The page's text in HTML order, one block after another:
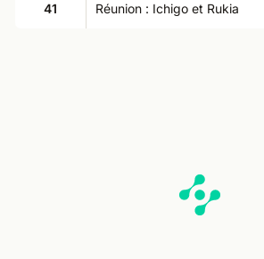
41 Réunion : Ichigo et Rukia